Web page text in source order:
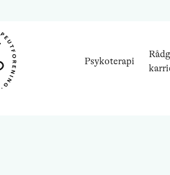
Psykoterapi